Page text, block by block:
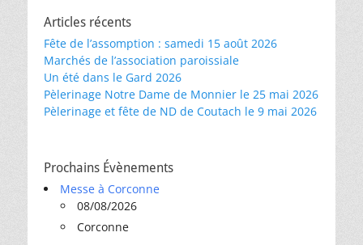
Articles récents
Fête de l’assomption : samedi 15 août 2026
Marchés de l’association paroissiale
Un été dans le Gard 2026
Pèlerinage Notre Dame de Monnier le 25 mai 2026
Pèlerinage et fête de ND de Coutach le 9 mai 2026
Prochains Évènements
Messe à Corconne
08/08/2026
Corconne